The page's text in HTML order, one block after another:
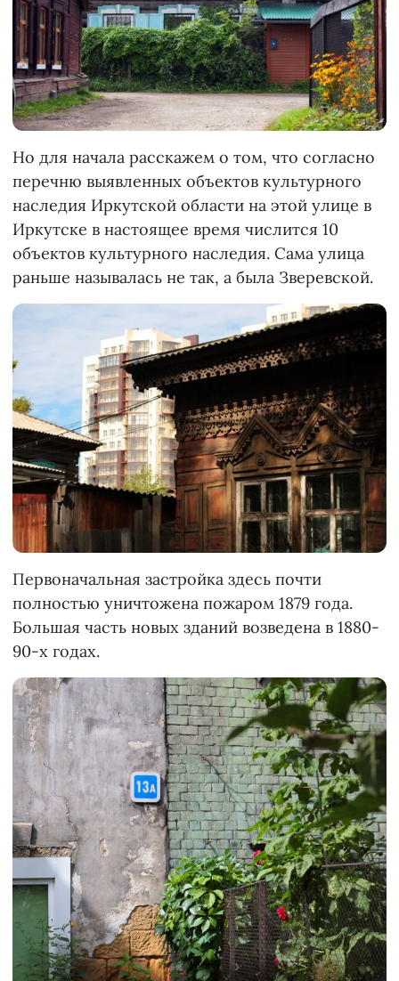
Но для начала расскажем о том, что согласно
перечню выявленных объектов культурного
наследия Иркутской области на этой улице в
Иркутске в настоящее время числится 10
объектов культурного наследия. Сама улица
раньше называлась не так, а была Зверевской.
Первоначальная застройка здесь почти
полностью уничтожена пожаром 1879 года.
Большая часть новых зданий возведена в 1880-
90-х годах.